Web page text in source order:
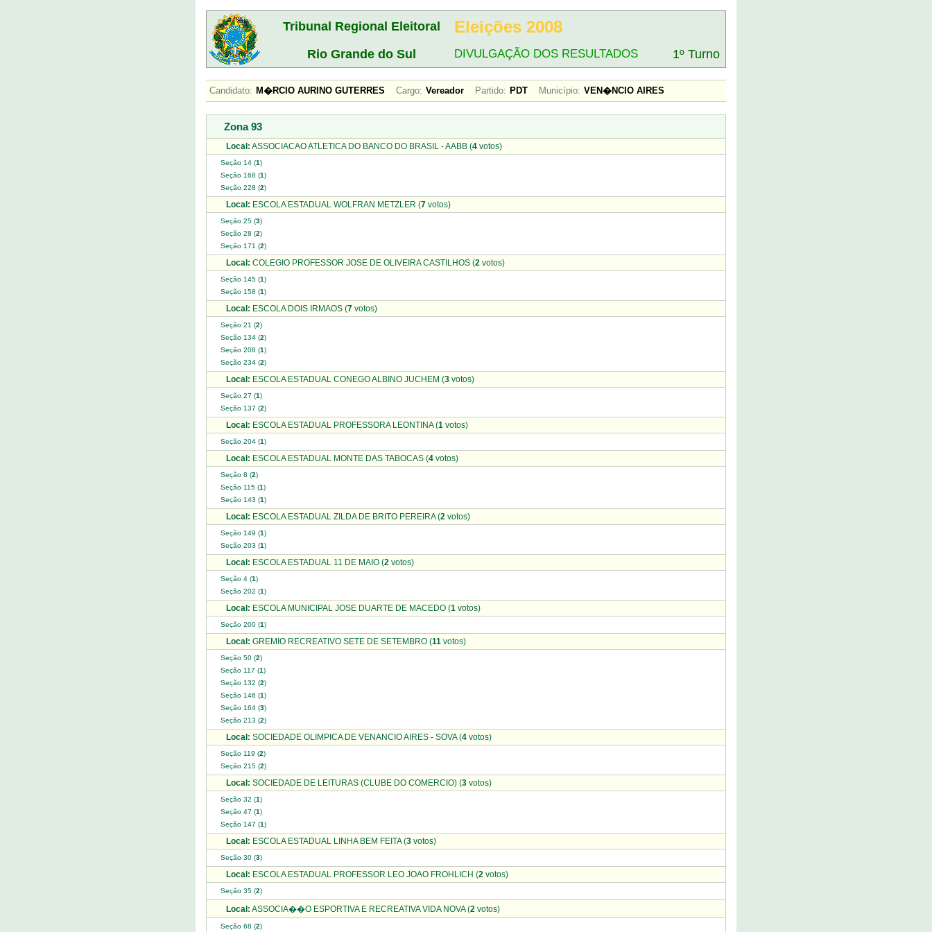
Tribunal Regional Eleitoral Eleições 2008
Rio Grande do Sul DIVULGAÇÃO DOS RESULTADOS 1º Turno
Candidato: M�RCIO AURINO GUTERRES Cargo: Vereador Partido: PDT Município: VEN�NCIO AIRES
Zona 93
Local: ASSOCIACAO ATLETICA DO BANCO DO BRASIL - AABB (4 votos)
Seção 14 (1)
Seção 168 (1)
Seção 228 (2)
Local: ESCOLA ESTADUAL WOLFRAN METZLER (7 votos)
Seção 25 (3)
Seção 28 (2)
Seção 171 (2)
Local: COLEGIO PROFESSOR JOSE DE OLIVEIRA CASTILHOS (2 votos)
Seção 145 (1)
Seção 158 (1)
Local: ESCOLA DOIS IRMAOS (7 votos)
Seção 21 (2)
Seção 134 (2)
Seção 208 (1)
Seção 234 (2)
Local: ESCOLA ESTADUAL CONEGO ALBINO JUCHEM (3 votos)
Seção 27 (1)
Seção 137 (2)
Local: ESCOLA ESTADUAL PROFESSORA LEONTINA (1 votos)
Seção 204 (1)
Local: ESCOLA ESTADUAL MONTE DAS TABOCAS (4 votos)
Seção 8 (2)
Seção 115 (1)
Seção 143 (1)
Local: ESCOLA ESTADUAL ZILDA DE BRITO PEREIRA (2 votos)
Seção 149 (1)
Seção 203 (1)
Local: ESCOLA ESTADUAL 11 DE MAIO (2 votos)
Seção 4 (1)
Seção 202 (1)
Local: ESCOLA MUNICIPAL JOSE DUARTE DE MACEDO (1 votos)
Seção 200 (1)
Local: GREMIO RECREATIVO SETE DE SETEMBRO (11 votos)
Seção 50 (2)
Seção 117 (1)
Seção 132 (2)
Seção 146 (1)
Seção 164 (3)
Seção 213 (2)
Local: SOCIEDADE OLIMPICA DE VENANCIO AIRES - SOVA (4 votos)
Seção 119 (2)
Seção 215 (2)
Local: SOCIEDADE DE LEITURAS (CLUBE DO COMERCIO) (3 votos)
Seção 32 (1)
Seção 47 (1)
Seção 147 (1)
Local: ESCOLA ESTADUAL LINHA BEM FEITA (3 votos)
Seção 30 (3)
Local: ESCOLA ESTADUAL PROFESSOR LEO JOAO FROHLICH (2 votos)
Seção 35 (2)
Local: ASSOCIA��O ESPORTIVA E RECREATIVA VIDA NOVA (2 votos)
Seção 68 (2)